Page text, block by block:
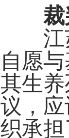
裁
江苏
自愿
其生
议，
织承